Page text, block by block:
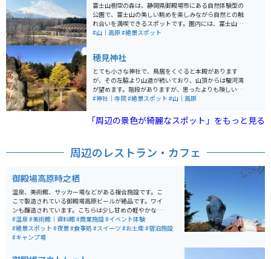
富士山樹空の森は、静岡県御殿場市にある自然体験型の
公園で、富士山の美しい眺めを楽しみながら自然との触
れ合いを満喫できるスポットです。園内には、富士山を
テーマにした展示がある「富士山天空シアター」や、自
クショップも定期的に開催され、富士山の自然や歴史を
学びながら楽しむことができます。 さらに、隣接するキ
ャンプ場やバーベキュー施設もあり、アウトドアを楽し
みながら富士山の絶景を望むことができる贅沢な時間を
過ごせる場所です。どの季節に行っても綺麗な富士山が
#山｜高原#絶景スポット
穂見神社
とても小さな神社で、鳥居をくぐると本殿があります
が、その左脇より山道が続いており、山頂からは駿河湾
が望めます。階段がありますが、思ったよりも険しい道
のりなので、山を登る場合はしっかりとした運動靴で行
#神社｜寺院#絶景スポット #山｜高原
「周辺の景色が綺麗なスポット」をもっと見る
周辺のレストラン・カフェ
御殿場高原時之栖
温泉、美術館、サッカー場などがある複合施設です。こ
こで製造されている御殿場高原ビールが絶品です。ワイ
ンも醸造されています。こちらは少し甘めの軽やかな飲
み口で、ワイン初心者の方からでも気軽に楽しむことが
できます。宿泊施設もホテルからグランピングまで、利
用者のニーズに合わせて幅広く展開されています。おす
れ、部屋からは富士山を眺めることができます。
#温泉#美術館｜資料館#商業施設#イベント体験
#絶景スポット #夜景#食事処 #スイーツ #お土産#宿泊施設
#キャンプ場